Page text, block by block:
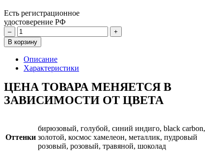
Есть регистрационное
удостоверение РФ
–
+
В корзину
Описание
Характеристики
ЦЕНА ТОВАРА МЕНЯЕТСЯ В
ЗАВИСИМОСТИ ОТ ЦВЕТА
Оттенки
бирюзовый, голубой, синий индиго, black carbon,
золотой, космос хамелеон, металлик, пудровый
розовый, розовый, травяной, шоколад